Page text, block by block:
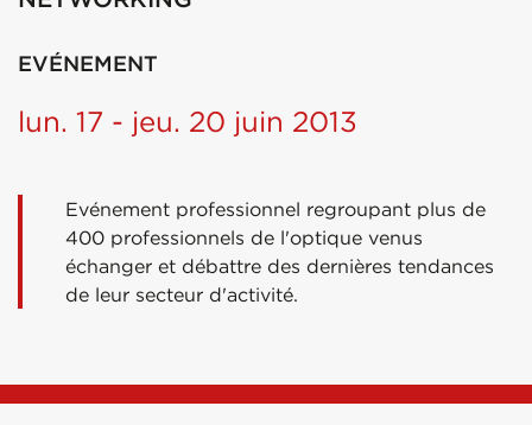
EVÉNEMENT
lun. 17 - jeu. 20 juin 2013
Evénement professionnel regroupant plus de
400 professionnels de l'optique venus
échanger et débattre des dernières tendances
de leur secteur d'activité.